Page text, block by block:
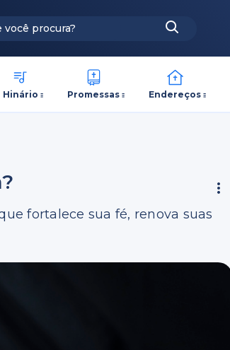
Hinário Promessas Endereços
fortalece sua fé, renova suas